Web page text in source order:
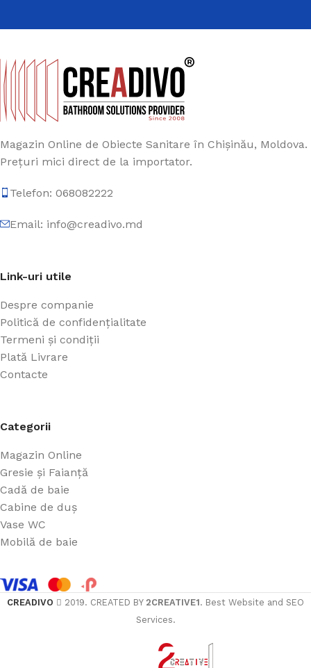
Magazin Online de Obiecte Sanitare în Chișinău, Moldova.
Prețuri mici direct de la importator.
Telefon: 068082222
Email: info@creadivo.md
Link-uri utile
Despre companie
Politică de confidențialitate
Termeni și condiții
Plată Livrare
Contacte
Categorii
Magazin Online
Gresie și Faianță
Cadă de baie
Cabine de duș
Vase WC
Mobilă de baie
CREADIVO 2019. CREATED BY 2CREATIVE1. Best Website and SEO
Services.